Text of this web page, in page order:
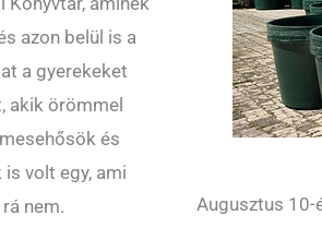
azon belül is a
a gyerekeket
akik örömmel
és
volt egy, ami
nem.
Augusztus 10-